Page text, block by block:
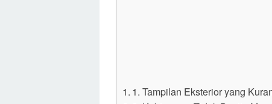
1. Tampilan Eksterior yang